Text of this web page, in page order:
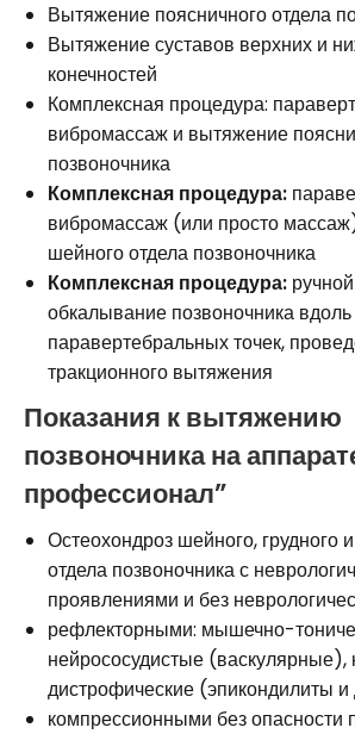
Вытяжение поясничного отдела
Вытяжение суставов верхних и
конечностей
Комплексная процедура:
вибромассаж и вытяжение
позвоночника
Комплексная процедура:
вибромассаж (или просто
шейного отдела позвоночника
Комплексная процедура:
обкалывание позвоночника вдоль
паравертебральных точек,
тракционного вытяжения
Показания к вытяжению
позвоночника на
профессионал”
Остеохондроз шейного, грудного
отдела позвоночника с
проявлениями и без
рефлекторными: мышечно-
нейрососудистые (васкулярные),
дистрофические (эпикондилиты и
компрессионными без опасности